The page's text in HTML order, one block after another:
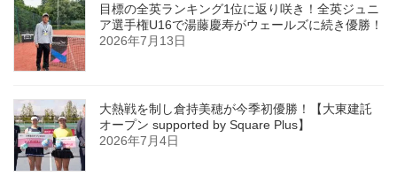
目標の全英ランキング1位に返り咲き！全英ジュニ
ア選手権U16で湯藤慶寿がウェールズに続き優勝！
2026年7月13日
大熱戦を制し倉持美穂が今季初優勝！【大東建託
オープン supported by Square Plus】
2026年7月4日